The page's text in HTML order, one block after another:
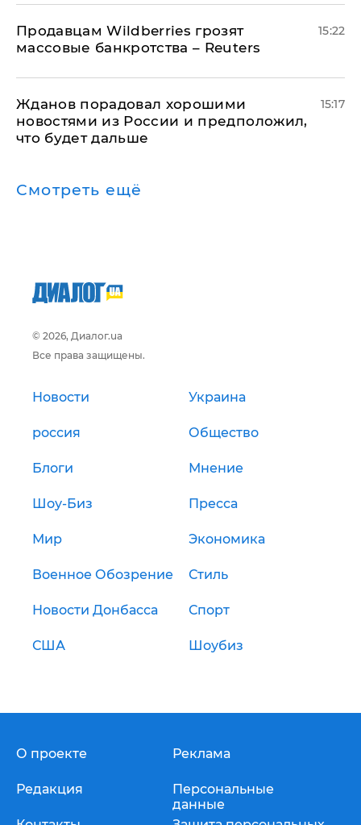
Продавцам Wildberries грозят
массовые банкротства – Reuters
15:22
Жданов порадовал хорошими
новостями из России и предположил,
что будет дальше
15:17
Смотреть ещё
© 2026, Диалог.ua
Все права защищены.
Новости Украина
россия Общество
Блоги Мнение
Шоу-Биз Пресса
Мир Экономика
Военное Обозрение Стиль
Новости Донбасса Спорт
США Шоубиз
О проекте
Редакция
Реклама
Персональные
данные